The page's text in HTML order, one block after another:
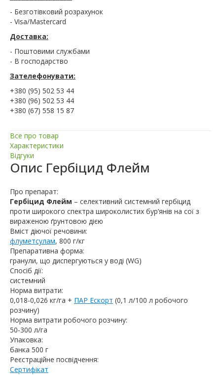
- Безготівковий розрахунок
- Visa/Mastercard
Доставка:
- Поштовими службами
- В господарство
Зателефонувати:
+380 (95) 502 53 44
+380 (96) 502 53 44
+380 (67) 558 15 87
Все про товар
Характеристики
Відгуки
Опис Гербіцид Флейм
Про препарат:
Гербіцид Флейм – селективний системний гербіцид
проти широкого спектра широколистих бур’янів на сої з
вираженою ґрунтовою дією
Вміст діючої речовини:
флуметсулам, 800 г/кг
Препаративна форма:
гранули, що диспергуються у воді (WG)
Спосіб дії:
системний
Норма витрати:
0,018-0,026 кг/га + ПАР Ескорт (0,1 л/100 л робочого
розчину)
Норма витрати робочого розчину:
50-300 л/га
Упаковка:
банка 500 г
Реєстраційне посвідчення:
Сертифікат